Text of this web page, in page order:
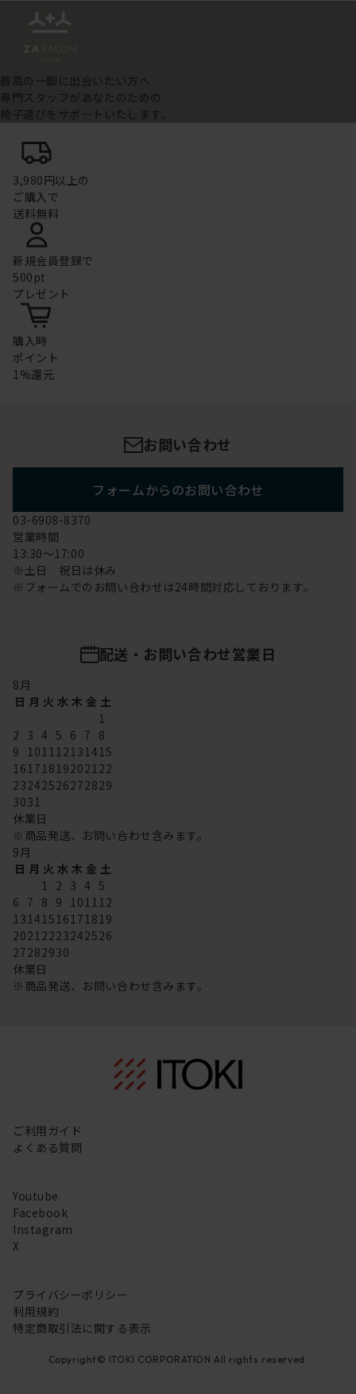
最高の一脚に出会いたい方へ
専門スタッフがあなたのための
椅子選びをサポートいたします。
3,980円以上の
ご購入で
送料無料
新規会員登録で
500pt
プレゼント
購入時
ポイント
1%還元
お問い合わせ
フォームからのお問い合わせ
03-6908-8370
営業時間
13:30～17:00
※土日 祝日は休み
※フォームでのお問い合わせは24時間対応しております。
配送・お問い合わせ営業日
8月
日 月 火 水 木 金 土
1
2 3 4 5 6 7 8
9 101112131415
16171819202122
23242526272829
3031
休業日
※商品発送、お問い合わせ含みます。
9月
日 月 火 水 木 金 土
1 2 3 4 5
6 7 8 9 101112
13141516171819
20212223242526
27282930
休業日
※商品発送、お問い合わせ含みます。
ご利用ガイド
よくある質問
Youtube
Facebook
Instagram
X
プライバシーポリシー
利用規約
特定商取引法に関する表示
Copyright© ITOKI CORPORATION All rights reserved.